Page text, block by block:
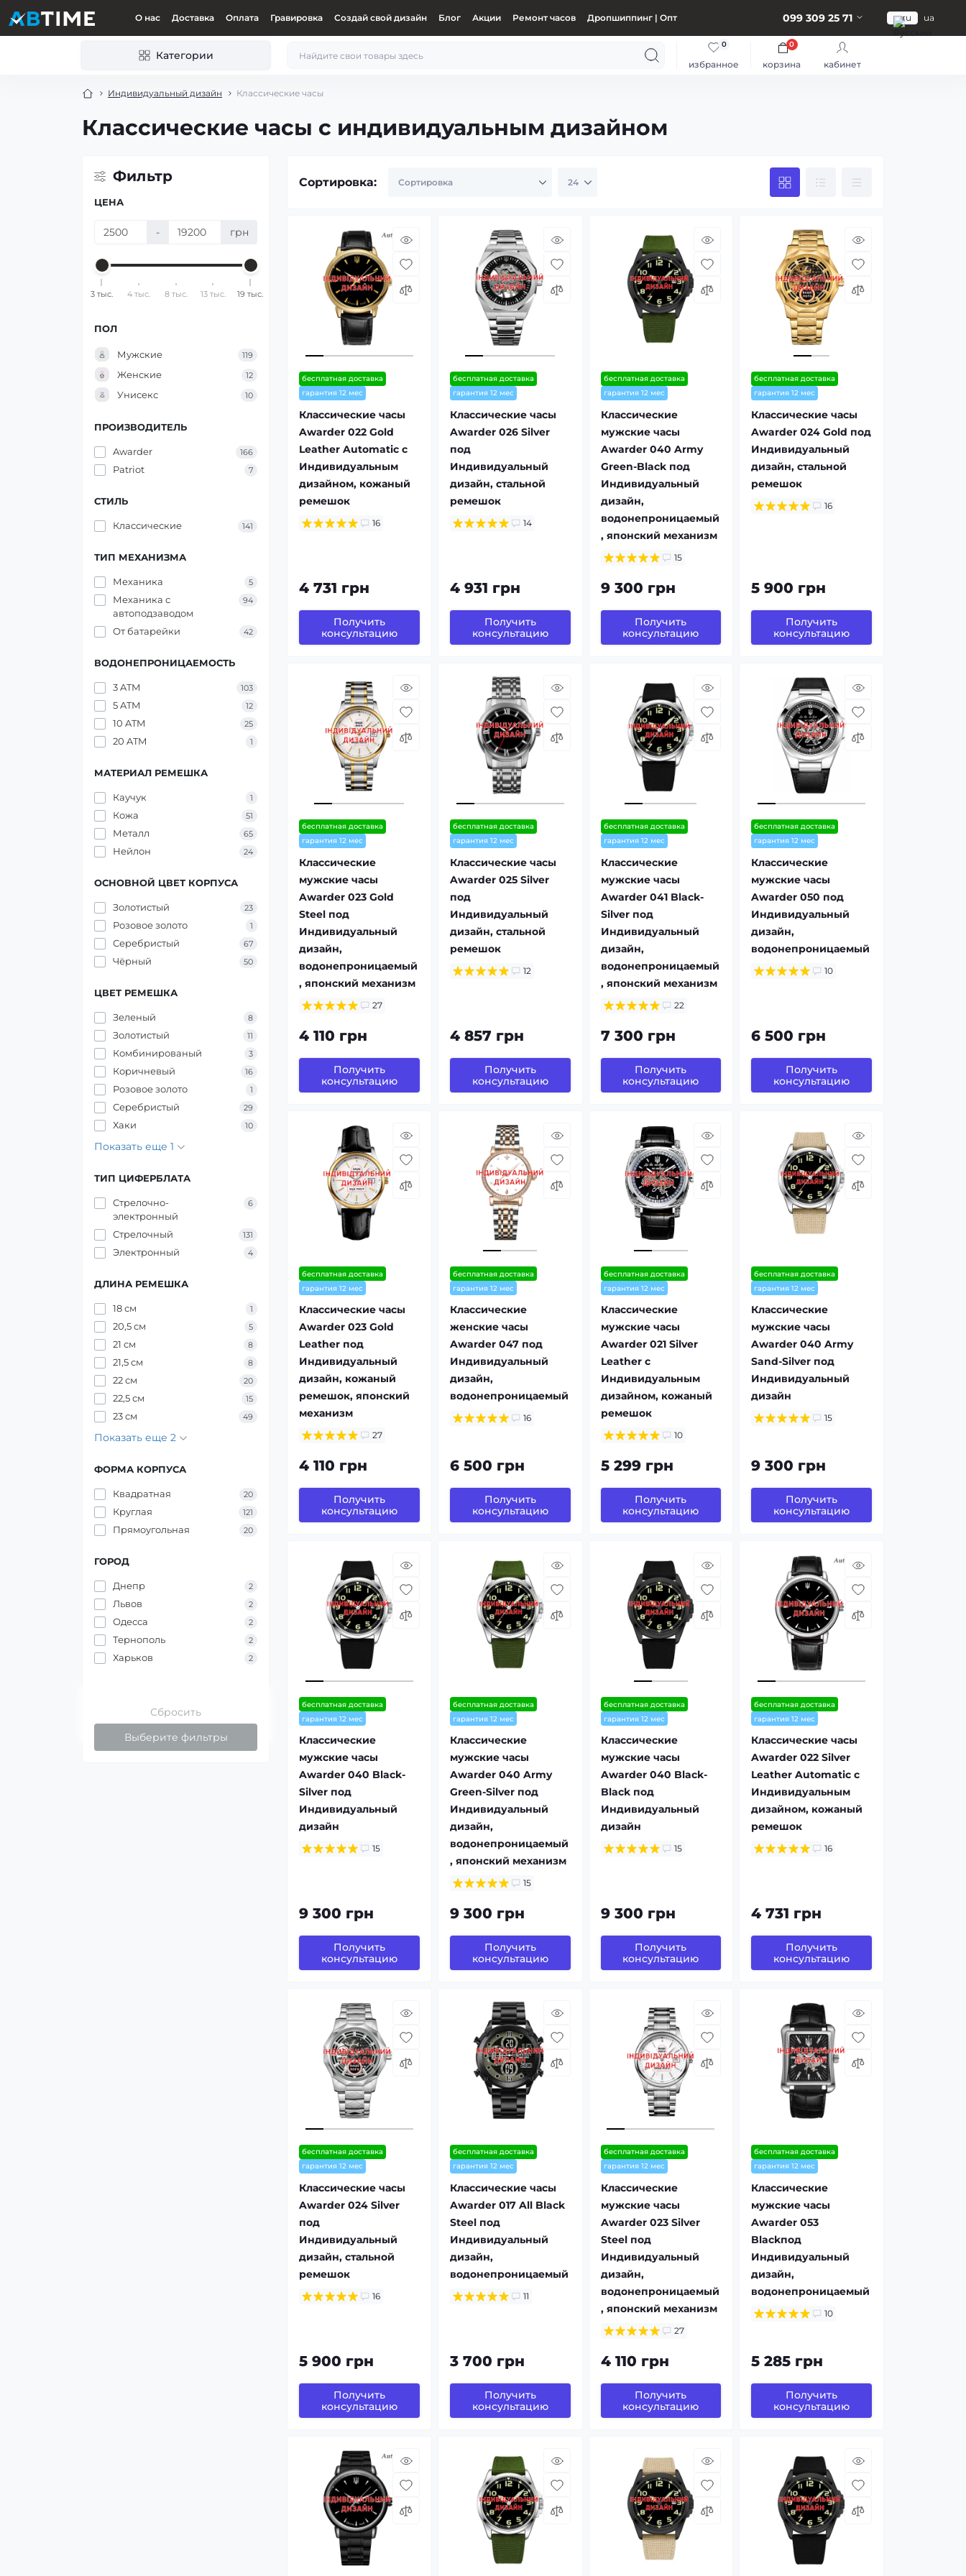
О нас Доставка Оплата Гравировка Создай свой дизайн Блог Акции Ремонт часов Дропшиппинг | Опт 099 309 25 71 ru ua
Категории
избранное
0
корзина
0
кабинет
Индивидуальный дизайн Классические часы
Классические часы с индивидуальным дизайном
Фильтр
ЦЕНА
- грн
3 тыс. 4 тыс. 8 тыс. 13 тыс. 19 тыс.
ПОЛ
Мужские 119
Женские 12
Унисекс 10
ПРОИЗВОДИТЕЛЬ
Awarder 166
Patriot 7
СТИЛЬ
Классические 141
ТИП МЕХАНИЗМА
Механика 5
Механика с
автоподзаводом
94
От батарейки 42
ВОДОНЕПРОНИЦАЕМОСТЬ
3 ATM 103
5 ATM 12
10 ATM 25
20 ATM 1
МАТЕРИАЛ РЕМЕШКА
Каучук 1
Кожа 51
Металл 65
Нейлон 24
ОСНОВНОЙ ЦВЕТ КОРПУСА
Золотистый 23
Розовое золото 1
Серебристый 67
Чёрный 50
ЦВЕТ РЕМЕШКА
Зеленый 8
Золотистый 11
Комбинированый 3
Коричневый 16
Розовое золото 1
Серебристый 29
Хаки 10
Показать еще 1
ТИП ЦИФЕРБЛАТА
Стрелочно-
электронный
6
Стрелочный 131
Электронный 4
ДЛИНА РЕМЕШКА
18 см 1
20,5 см 5
21 см 8
21,5 см 8
22 см 20
22,5 см 15
23 см 49
Показать еще 2
ФОРМА КОРПУСА
Квадратная 20
Круглая 121
Прямоугольная 20
ГОРОД
Днепр 2
Львов 2
Одесса 2
Тернополь 2
Харьков 2
Сбросить
Выберите фильтры
Сортировка:
бесплатная доставка
гарантия 12 мес
Классические часы
Awarder 022 Gold
Leather Automatic с
Индивидуальным
дизайном, кожаный
ремешок
16
4 731 грн
Получить
консультацию
бесплатная доставка
гарантия 12 мес
Классические часы
Awarder 026 Silver
под
Индивидуальный
дизайн, стальной
ремешок
14
4 931 грн
Получить
консультацию
бесплатная доставка
гарантия 12 мес
Классические
мужские часы
Awarder 040 Army
Green-Black под
Индивидуальный
дизайн,
водонепроницаемый
, японский механизм
15
9 300 грн
Получить
консультацию
бесплатная доставка
гарантия 12 мес
Классические часы
Awarder 024 Gold под
Индивидуальный
дизайн, стальной
ремешок
16
5 900 грн
Получить
консультацию
бесплатная доставка
гарантия 12 мес
Классические
мужские часы
Awarder 023 Gold
Steel под
Индивидуальный
дизайн,
водонепроницаемый
, японский механизм
27
4 110 грн
Получить
консультацию
бесплатная доставка
гарантия 12 мес
Классические часы
Awarder 025 Silver
под
Индивидуальный
дизайн, стальной
ремешок
12
4 857 грн
Получить
консультацию
бесплатная доставка
гарантия 12 мес
Классические
мужские часы
Awarder 041 Black-
Silver под
Индивидуальный
дизайн,
водонепроницаемый
, японский механизм
22
7 300 грн
Получить
консультацию
бесплатная доставка
гарантия 12 мес
Классические
мужские часы
Awarder 050 под
Индивидуальный
дизайн,
водонепроницаемый
10
6 500 грн
Получить
консультацию
бесплатная доставка
гарантия 12 мес
Классические часы
Awarder 023 Gold
Leather под
Индивидуальный
дизайн, кожаный
ремешок, японский
механизм
27
4 110 грн
Получить
консультацию
бесплатная доставка
гарантия 12 мес
Классические
женские часы
Awarder 047 под
Индивидуальный
дизайн,
водонепроницаемый
16
6 500 грн
Получить
консультацию
бесплатная доставка
гарантия 12 мес
Классические
мужские часы
Awarder 021 Silver
Leather с
Индивидуальным
дизайном, кожаный
ремешок
10
5 299 грн
Получить
консультацию
бесплатная доставка
гарантия 12 мес
Классические
мужские часы
Awarder 040 Army
Sand-Silver под
Индивидуальный
дизайн
15
9 300 грн
Получить
консультацию
бесплатная доставка
гарантия 12 мес
Классические
мужские часы
Awarder 040 Black-
Silver под
Индивидуальный
дизайн
15
9 300 грн
Получить
консультацию
бесплатная доставка
гарантия 12 мес
Классические
мужские часы
Awarder 040 Army
Green-Silver под
Индивидуальный
дизайн,
водонепроницаемый
, японский механизм
15
9 300 грн
Получить
консультацию
бесплатная доставка
гарантия 12 мес
Классические
мужские часы
Awarder 040 Black-
Black под
Индивидуальный
дизайн
15
9 300 грн
Получить
консультацию
бесплатная доставка
гарантия 12 мес
Классические часы
Awarder 022 Silver
Leather Automatic с
Индивидуальным
дизайном, кожаный
ремешок
16
4 731 грн
Получить
консультацию
бесплатная доставка
гарантия 12 мес
Классические часы
Awarder 024 Silver
под
Индивидуальный
дизайн, стальной
ремешок
16
5 900 грн
Получить
консультацию
бесплатная доставка
гарантия 12 мес
Классические часы
Awarder 017 All Black
Steel под
Индивидуальный
дизайн,
водонепроницаемый
11
3 700 грн
Получить
консультацию
бесплатная доставка
гарантия 12 мес
Классические
мужские часы
Awarder 023 Silver
Steel под
Индивидуальный
дизайн,
водонепроницаемый
, японский механизм
27
4 110 грн
Получить
консультацию
бесплатная доставка
гарантия 12 мес
Классические
мужские часы
Awarder 053
Blackпод
Индивидуальный
дизайн,
водонепроницаемый
10
5 285 грн
Получить
консультацию